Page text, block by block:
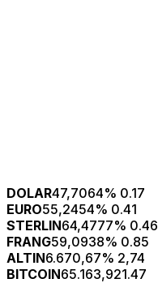
DOLAR47,7064% 0.17
EURO55,2454% 0.41
STERLIN64,4777% 0.46
FRANG59,0938% 0.85
ALTIN6.670,67% 2,74
BITCOIN65.163,921.47